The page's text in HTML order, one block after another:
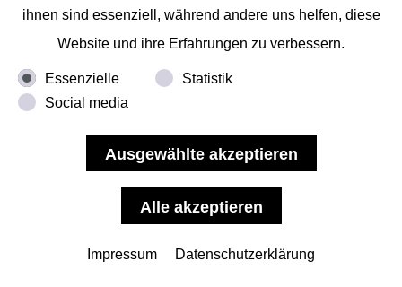
Die POSITIONS Berlin Art Fair mit ihren 88
internationalen Galerien aus... mehr lesen
ihnen sind essenziell, während andere uns helfen, diese
Website und ihre Erfahrungen zu verbessern.
Essenzielle
Statistik
Social media
Impressum Datenschutzerklärung